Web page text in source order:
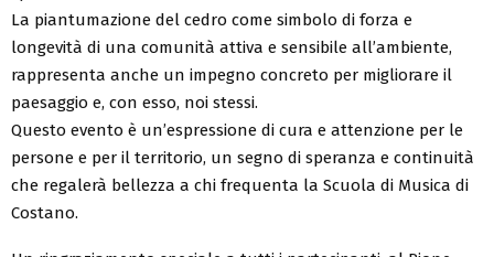
La piantumazione del cedro come simbolo di forza e
longevità di una comunità attiva e sensibile all’ambiente,
rappresenta anche un impegno concreto per migliorare il
paesaggio e, con esso, noi stessi.
Questo evento è un’espressione di cura e attenzione per le
persone e per il territorio, un segno di speranza e continuità
che regalerà bellezza a chi frequenta la Scuola di Musica di
Costano.